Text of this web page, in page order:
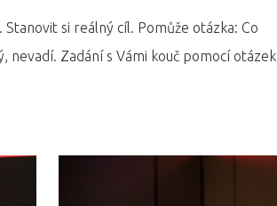
si reálný cíl. Pomůže otázka: Co
nevadí. Zadání s Vámi kouč pomocí otázek